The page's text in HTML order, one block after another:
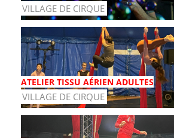
VILLAGE DE CIRQUE
ATELIER TISSU AÉRIEN ADULTES
VILLAGE DE CIRQUE